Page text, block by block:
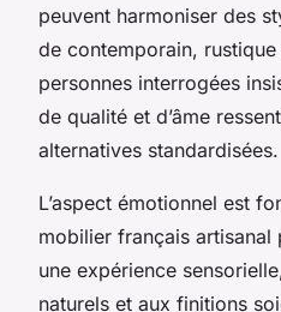
peuvent harmoniser des
de contemporain,
personnes interrogées
de qualité et d’âme
alternatives standardisées.
L’aspect émotionnel est
mobilier français artisanal
une expérience
naturels et aux finitions